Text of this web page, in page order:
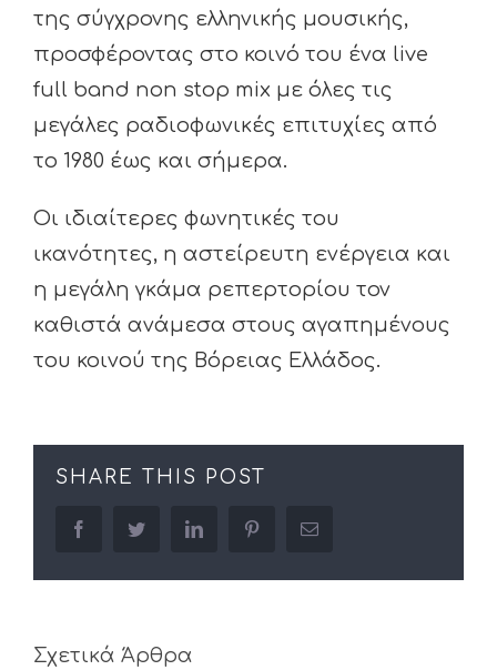
της σύγχρονης ελληνικής μουσικής,
προσφέροντας στο κοινό του ένα live
full band non stop mix με όλες τις
μεγάλες ραδιοφωνικές επιτυχίες από
το 1980 έως και σήμερα.
Οι ιδιαίτερες φωνητικές του
ικανότητες, η αστείρευτη ενέργεια και
η μεγάλη γκάμα ρεπερτορίου τον
καθιστά ανάμεσα στους αγαπημένους
του κοινού της Βόρειας Ελλάδος.
SHARE THIS POST
facebooktwitter linkedin pinterestEmail
Σχετικά Άρθρα